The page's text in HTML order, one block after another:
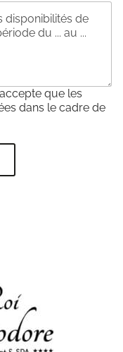
que les
dans le cadre de